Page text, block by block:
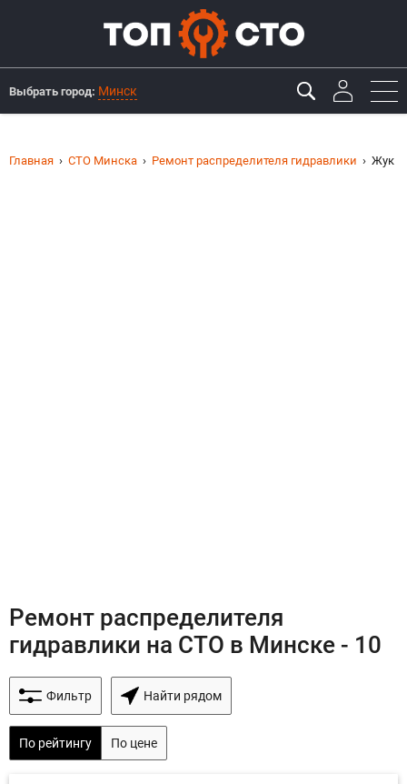
Выбрать город: Минск
Главная СТО Минска Ремонт распределителя гидравлики Жук
Ремонт распределителя
гидравлики на СТО в Минске - 10
Фильтр Найти рядом
По рейтингу По цене